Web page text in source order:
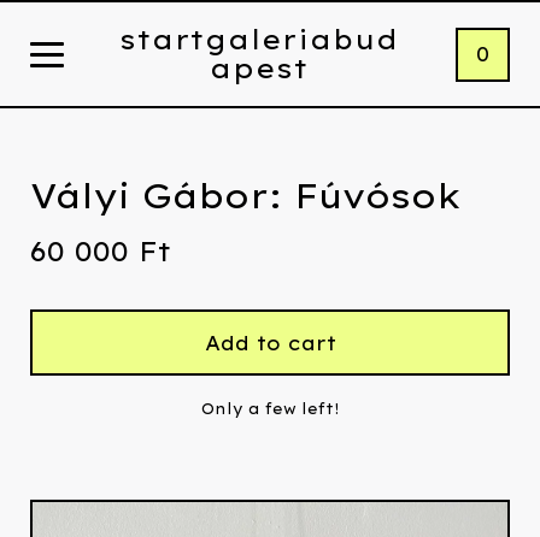
startgaleriabud
apest
0
Vályi Gábor: Fúvósok
60 000 Ft
Add to cart
Only a few left!